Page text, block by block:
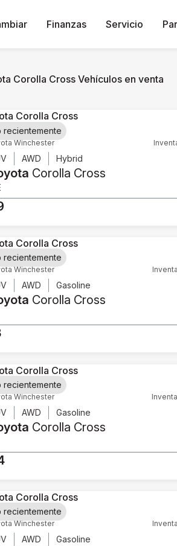
Finanzas Servicio
Corolla Cross Vehículos en venta
Winchester
AWD Hybrid
Corolla Cross
recientemente
Winchester
AWD Gasoline
Corolla Cross
recientemente
Winchester
AWD Gasoline
Corolla Cross
recientemente
Winchester
AWD Gasoline
recientemente